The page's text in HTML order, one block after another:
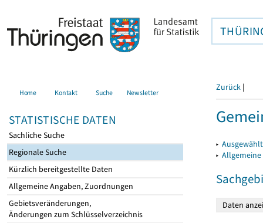
Home Kontakt Suche Newsletter
STATISTISCHE DATEN
Sachliche Suche
Regionale Suche
Kürzlich bereitgestellte Daten
Allgemeine Angaben, Zuordnungen
Gebietsveränderungen,
Änderungen zum Schlüsselverzeichnis
Zurück |
▸
▸